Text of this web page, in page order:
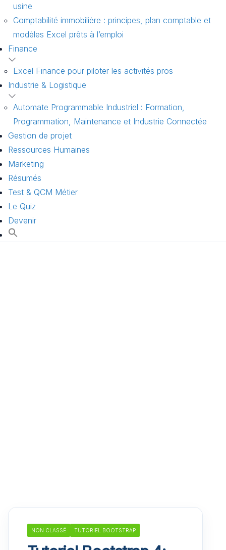
usine
Comptabilité immobilière : principes, plan comptable et
modèles Excel prêts à l’emploi
Finance
Excel Finance pour piloter les activités pros
Industrie & Logistique
Automate Programmable Industriel : Formation,
Programmation, Maintenance et Industrie Connectée
Gestion de projet
Ressources Humaines
Marketing
Résumés
Test & QCM Métier
Le Quiz
Devenir
NON CLASSÉ TUTORIEL BOOTSTRAP